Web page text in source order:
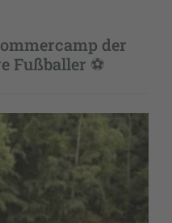
der
Fußballer ⚽️